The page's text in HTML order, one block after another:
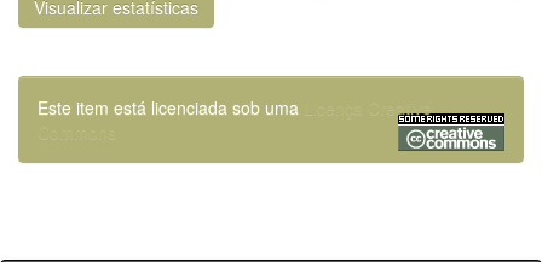
Visualizar estatísticas
Este item está licenciada sob uma
Licença Creative
Commons